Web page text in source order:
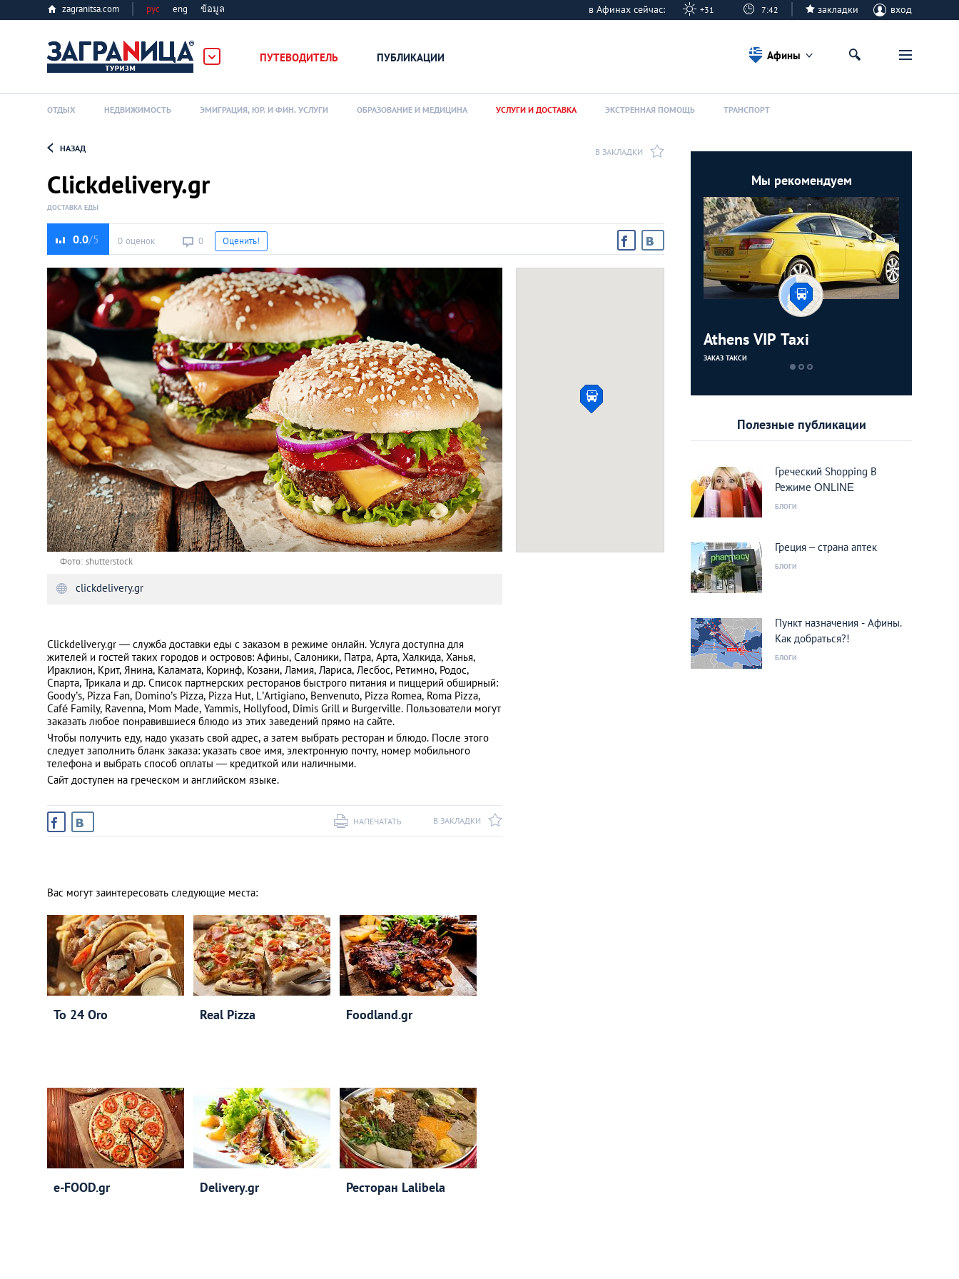
zagranitsa.com рус eng ข้อมูล в Афинах сейчас: +31 7:42 закладки вход
ПУТЕВОДИТЕЛЬ ПУБЛИКАЦИИ
Алматы
Астана
Афины
Киев
Лондон
Лос-Анджелес
Москва
Пхукет
Санкт-Петербург
Loading...
Афины
ОТДЫХ НЕДВИЖИМОСТЬ ЭМИГРАЦИЯ, ЮР. И ФИН. УСЛУГИ ОБРАЗОВАНИЕ И МЕДИЦИНА УСЛУГИ И ДОСТАВКА ЭКСТРЕННАЯ ПОМОЩЬ ТРАНСПОРТ
НАЗАД В ЗАКЛАДКИ
Сlickdelivery.gr
ДОСТАВКА ЕДЫ
0.0 0 оценок 0 Оценить!
Фото: shutterstock
clickdelivery.gr
Сlickdelivery.gr — служба доставки еды с заказом в режиме онлайн. Услуга доступна для
жителей и гостей таких городов и островов: Афины, Салоники, Патра, Арта, Халкида, Ханья,
Ираклион, Крит, Янина, Каламата, Коринф, Козани, Ламия, Лариса, Лесбос, Ретимно, Родос,
Спарта, Трикала и др. Список партнерских ресторанов быстрого питания и пиццерий обширный:
Goody’s, Pizza Fan, Domino’s Pizza, Pizza Hut, L’Аrtigiano, Benvenuto, Pizza Romea, Roma Pizza,
Café Family, Ravenna, Mom Made, Yammis, Hollyfood, Dimis Grill и Burgerville. Пользователи могут
заказать любое понравившиеся блюдо из этих заведений прямо на сайте.
Чтобы получить еду, надо указать свой адрес, а затем выбрать ресторан и блюдо. После этого
следует заполнить бланк заказа: указать свое имя, электронную почту, номер мобильного
телефона и выбрать способ оплаты — кредиткой или наличными.
Сайт доступен на греческом и английском языке.
В ЗАКЛАДКИ
НАПЕЧАТАТЬ
Вас могут заинтересовать следующие места:
To 24 Oro Real Pizza Foodland.gr
e-FOOD.gr Delivery.gr Ресторан Lalibela
Мы рекомендуем
Athens VIP Taxi
ЗАКАЗ ТАКСИ
Полезные публикации
Греческий Shopping В
Режиме ΟΝLΙΝΕ
БЛОГИ
Греция – страна аптек
БЛОГИ
Пункт назначения - Афины.
Как добраться?!
БЛОГИ